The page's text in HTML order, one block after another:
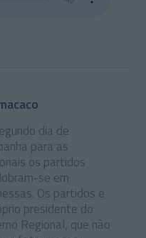
dia de
para as
os partidos
se em
Os partidos e
presidente do
Regional, que não